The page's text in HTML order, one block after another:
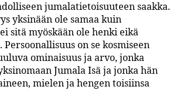
jumalatietoisuuteen saakka.
yksinään ole samaa kuin
sitä myöskään ole henki eikä
on se kosmiseen
ominaisuus ja arvo, jonka
Jumala Isä ja jonka hän
mielen ja hengen toisiinsa